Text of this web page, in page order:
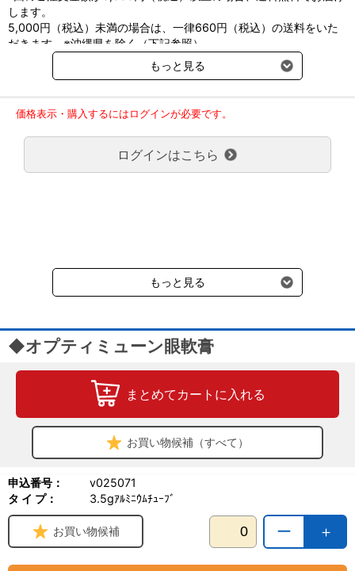
します。
5,000円（税込）未満の場合は、一律660円（税込）の送料をいた
だきます。※沖縄県を除く（下記参照）
※2017年11月14日（火）より沖縄県へのお届けにつきましては、1
回のご注文金額（税込）が、30,000円以上で配送無料となります。
ご了承のほどよろしくお願い致します。
弊社都合でお届けが２回以上に分かれる場合の送料負担は、１回分
のみで新たな送料は発生しません。
大型商品送料が必要な商品をご注文の場合は、大型商品送料のみご
負担頂きます。
受けます。
もっと見る
価格表示・購入するにはログインが必要です。
ログインはこちら
もっと見る
◆オプティミューン眼軟膏
まとめてカートに入れる
お買い物候補（すべて）
申込番号：
v025071
タ イ プ：
3.5gｱﾙﾐﾆｳﾑﾁｭｰﾌﾞ
＋
ー
お買い物候補